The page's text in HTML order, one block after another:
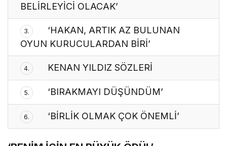
BELİRLEYİCİ OLACAK’
3.
‘HAKAN, ARTIK AZ BULUNAN
OYUN KURUCULARDAN BİRİ’
4. KENAN YILDIZ SÖZLERİ
5. ‘BIRAKMAYI DÜŞÜNDÜM’
6. ‘BİRLİK OLMAK ÇOK ÖNEMLİ’